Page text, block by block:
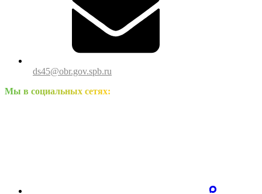
ds45@obr.gov.spb.ru
Мы в социальных сетях: